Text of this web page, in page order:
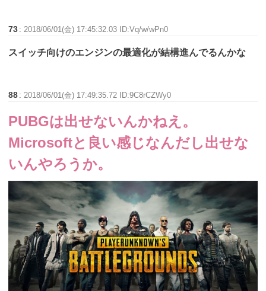
73 : 2018/06/01(金) 17:45:32.03 ID:Vq/w/wPn0
スイッチ向けのエンジンの最適化が結構進んでるんかな
88 : 2018/06/01(金) 17:49:35.72 ID:9C8rCZWy0
PUBGは出せないんかねえ。
Microsoftと良い感じなんだし出せな
いんやろうか。